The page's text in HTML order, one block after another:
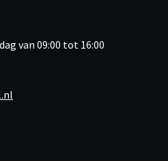
van 09:00 tot 16:00